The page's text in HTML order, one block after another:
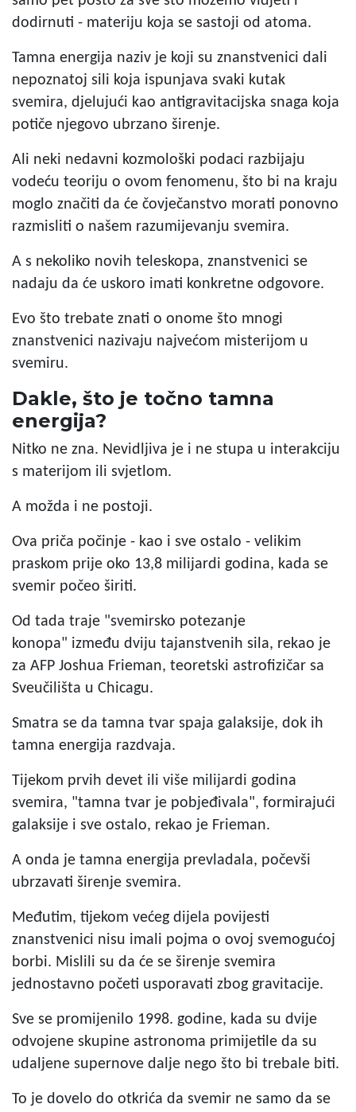
dodirnuti - materiju koja se sastoji od atoma.
Tamna energija naziv je koji su znanstvenici dali
nepoznatoj sili koja ispunjava svaki kutak
svemira, djelujući kao antigravitacijska snaga koja
potiče njegovo ubrzano širenje.
Ali neki nedavni kozmološki podaci razbijaju
vodeću teoriju o ovom fenomenu, što bi na kraju
moglo značiti da će čovječanstvo morati ponovno
razmisliti o našem razumijevanju svemira.
A s nekoliko novih teleskopa, znanstvenici se
nadaju da će uskoro imati konkretne odgovore.
Evo što trebate znati o onome što mnogi
znanstvenici nazivaju najvećom misterijom u
svemiru.
Dakle, što je točno tamna
energija?
Nitko ne zna. Nevidljiva je i ne stupa u interakciju
s materijom ili svjetlom.
A možda i ne postoji.
Ova priča počinje - kao i sve ostalo - velikim
praskom prije oko 13,8 milijardi godina, kada se
svemir počeo širiti.
Od tada traje "svemirsko potezanje
konopa" između dviju tajanstvenih sila, rekao je
za AFP Joshua Frieman, teoretski astrofizičar sa
Sveučilišta u Chicagu.
Smatra se da tamna tvar spaja galaksije, dok ih
tamna energija razdvaja.
Tijekom prvih devet ili više milijardi godina
svemira, "tamna tvar je pobjeđivala", formirajući
galaksije i sve ostalo, rekao je Frieman.
A onda je tamna energija prevladala, počevši
ubrzavati širenje svemira.
Međutim, tijekom većeg dijela povijesti
znanstvenici nisu imali pojma o ovoj svemogućoj
borbi. Mislili su da će se širenje svemira
jednostavno početi usporavati zbog gravitacije.
Sve se promijenilo 1998. godine, kada su dvije
odvojene skupine astronoma primijetile da su
udaljene supernove dalje nego što bi trebale biti.
To je dovelo do otkrića da svemir ne samo da se